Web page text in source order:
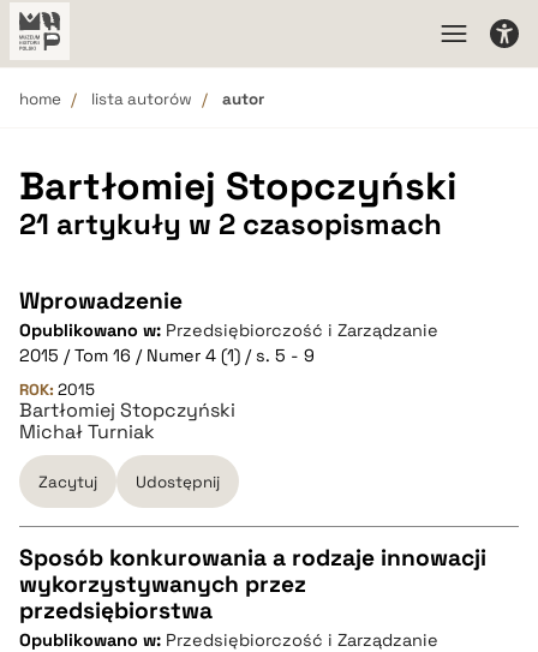
home lista autorów autor
Bartłomiej Stopczyński
21 artykuły w 2 czasopismach
Wprowadzenie
Opublikowano w: Przedsiębiorczość i Zarządzanie
2015 / Tom 16 / Numer 4 (1) / s. 5 - 9
ROK: 2015
Bartłomiej Stopczyński
Michał Turniak
Zacytuj Udostępnij
CZYSTY TEKST
Sposób konkurowania a rodzaje innowacji
wykorzystywanych przez
przedsiębiorstwa
Opublikowano w: Przedsiębiorczość i Zarządzanie